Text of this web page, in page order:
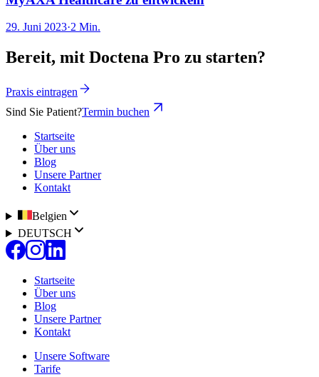
29. Juni 2023·2 Min.
Bereit, mit Doctena Pro zu starten?
Praxis eintragen
Sind Sie Patient?Termin buchen
Startseite
Über uns
Blog
Unsere Partner
Kontakt
Belgien
DEUTSCH
Startseite
Über uns
Blog
Unsere Partner
Kontakt
Unsere Software
Tarife